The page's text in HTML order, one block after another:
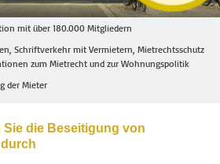
mit über 180.000 Mitgliedern
Schriftverkehr mit Vermietern, Mietrechtsschutz
zum Mietrecht und zur Wohnungspolitik
der Mieter
Sie die Beseitigung von